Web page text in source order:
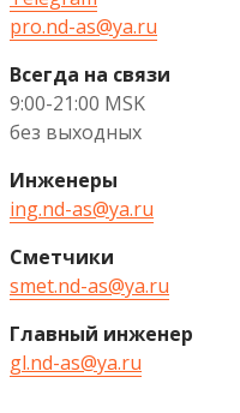
pro.nd-as@ya.ru
Всегда на связи
9:00-21:00 MSK
без выходных
Инженеры
ing.nd-as@ya.ru
Сметчики
smet.nd-as@ya.ru
Главный инженер
gl.nd-as@ya.ru